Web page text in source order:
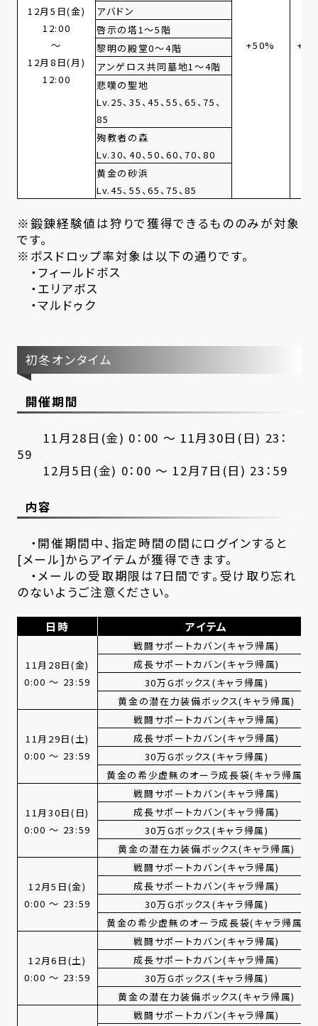
12月5日(金)
12:00
～
12月8日(月)
12:00
+50%
アバドン
啓示の塔1～5階
黎明の殿堂0～4階
アンゲロス共同墓地1～4階
悲嘆の聖地
Lv.25、35、45、55、65、75、
85
殉教者の森
Lv.30、40、50、60、70、80
黄金の砂浜
Lv.45、55、65、75、85
※鍛錬経験値は狩りで獲得できるもののみが対象
です。
※ボスドロップ率対象は以下の通りです。
・フィールドボス
・エリアボス
・マルドゥク
初冬オンタイム
開催期間
11月28日(金) 0：00 ～ 11月30日(日) 23：
59
12月5日(金) 0：00 ～ 12月7日(日) 23：59
内容
・開催期間中、指定時間の間にログインすると
[メール]からアイテムが獲得できます。
・メールの受取期限は7日間です。受け取り忘れ
のないようご注意ください。
日時 アイテム
11月28日(金)
0:00 ～ 23:59
戦闘サポートカバン(キャラ帰属)
成長サポートカバン(キャラ帰属)
30万Gボックス(キャラ帰属)
黄金の潜在力装備ボックス(キャラ帰属)
11月29日(土)
0:00 ～ 23:59
戦闘サポートカバン(キャラ帰属)
成長サポートカバン(キャラ帰属)
30万Gボックス(キャラ帰属)
黄金の希少虚無のオーラ成長袋(キャラ帰属)
11月30日(日)
0:00 ～ 23:59
戦闘サポートカバン(キャラ帰属)
成長サポートカバン(キャラ帰属)
30万Gボックス(キャラ帰属)
黄金の潜在力装備ボックス(キャラ帰属)
12月5日(金)
0:00 ～ 23:59
戦闘サポートカバン(キャラ帰属)
成長サポートカバン(キャラ帰属)
30万Gボックス(キャラ帰属)
黄金の希少虚無のオーラ成長袋(キャラ帰属)
12月6日(土)
0:00 ～ 23:59
戦闘サポートカバン(キャラ帰属)
成長サポートカバン(キャラ帰属)
30万Gボックス(キャラ帰属)
黄金の潜在力装備ボックス(キャラ帰属)
戦闘サポートカバン(キャラ帰属)